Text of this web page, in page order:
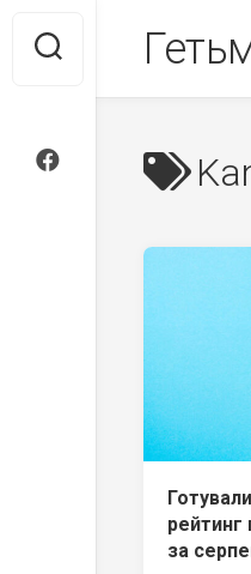
content
рейтинг
за